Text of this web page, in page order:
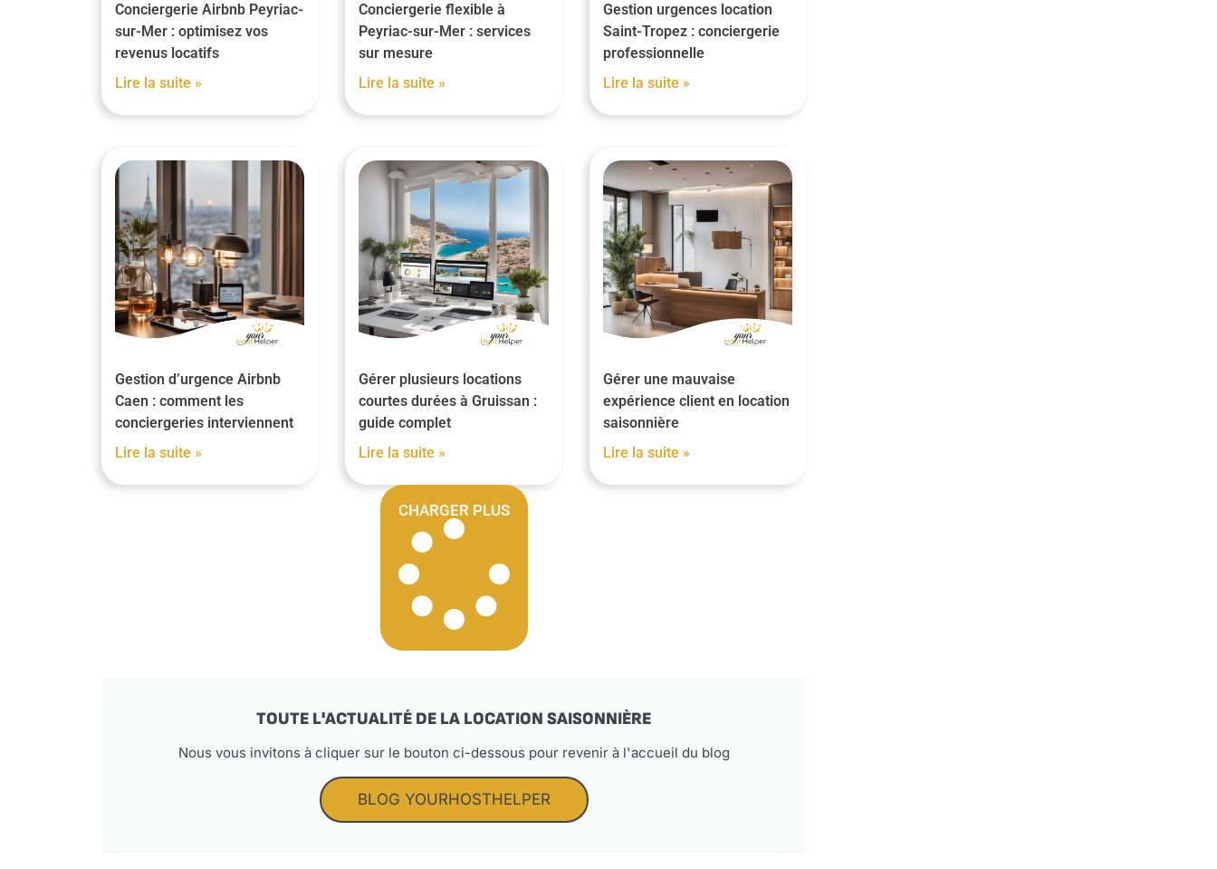
Conciergerie Airbnb Peyriac-
sur-Mer : optimisez vos
revenus locatifs
Lire la suite »
Conciergerie flexible à
Peyriac-sur-Mer : services
sur mesure
Lire la suite »
Gestion urgences location
Saint-Tropez : conciergerie
professionnelle
Lire la suite »
Gestion d’urgence Airbnb
Caen : comment les
conciergeries interviennent
Lire la suite »
Gérer plusieurs locations
courtes durées à Gruissan :
guide complet
Lire la suite »
Gérer une mauvaise
expérience client en location
saisonnière
Lire la suite »
CHARGER PLUS
TOUTE L'ACTUALITÉ DE LA LOCATION SAISONNIÈRE
Nous vous invitons à cliquer sur le bouton ci-dessous pour revenir à l'accueil du blog
BLOG YOURHOSTHELPER